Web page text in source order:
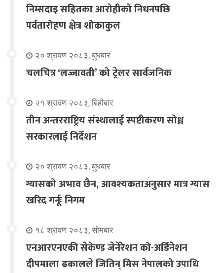
निम्सदाइ सहितका आरोहीको निधनपछि
पर्वतारोहण क्षेत्र शोकाकुल
२० श्रावण २०८३, बुधबार
चलचित्र ‘लज्जावती’ को ट्रेलर सार्वजनिक
२१ श्रावण २०८३, बिहीबार
तीन अन्तरराष्ट्रिय संस्थालाई स्पष्टीकरण सोध्न
सरकारलाई निर्देशन
२० श्रावण २०८३, बुधबार
ग्यासको अभाव छैन, आवश्यकताअनुसार मात्र ग्यास
खरिद गर्नूः निगम
१८ श्रावण २०८३, सोमबार
एनआरएनएकी सेकेण्ड जेनेरेशन को-अर्डिनेशन
दीपमाला ढकालले जितिन् मिस नेपालको उपाधि